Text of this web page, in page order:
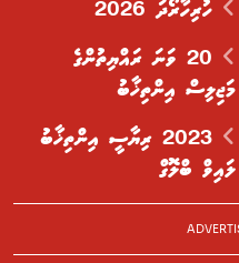
ހުރިހާރޯދަ 2026
20 ވަނަ ރައްޔިތުންގެ
މަޖިލިސް އިންތިޚާބު
2023 ރިޔާސީ އިންތިޚާބު
ލައިވް ބްލޮގް